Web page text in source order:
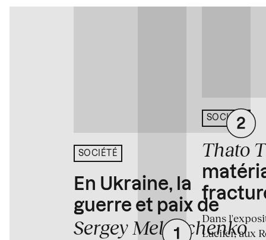
SOCIÉTÉ
En Ukraine, la
guerre et paix de
Sergey Melnitchenko
SOCIÉTÉ
Thato
Dans
Lucifer, aux